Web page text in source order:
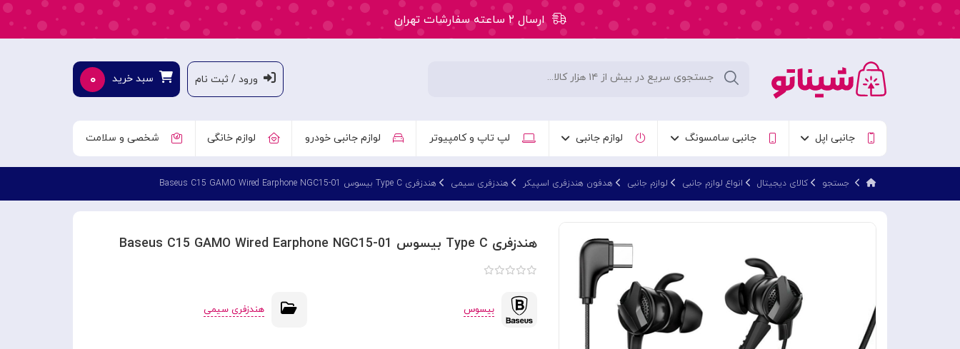
ارسال ۲ ساعته سفارشات تهران
ورود / ثبت نام سبد خرید ۰
جانبی اپل جانبی سامسونگ لوازم جانبی لپ تاپ و کامپیوتر لوازم جانبی خودرو لوازم خانگی شخصی و سلامت
جستجو کالای دیجیتال انواع لوازم جانبی لوازم جانبی هدفون هندزفری اسپیکر هندزفری سیمی هندزفری Type C بیسوس Baseus C15 GAMO Wired Earphone NGC15-01
هندزفری Type C بیسوس Baseus C15 GAMO Wired Earphone NGC15-01
بیسوس هندزفری سیمی